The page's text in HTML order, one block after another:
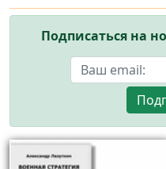
Подписаться на